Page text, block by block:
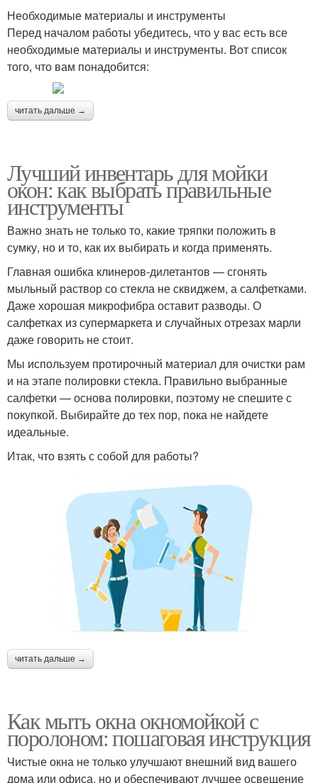
Необходимые материалы и инструменты
Перед началом работы убедитесь, что у вас есть все
необходимые материалы и инструменты. Вот список
того, что вам понадобится:
читать дальше →
Лучший инвентарь для мойки
окон: как выбрать правильные
инструменты
Важно знать не только то, какие тряпки положить в
сумку, но и то, как их выбирать и когда применять.
Главная ошибка клинеров-дилетантов — сгонять
мыльный раствор со стекла не сквиджем, а салфетками.
Даже хорошая микрофибра оставит разводы. О
салфетках из супермаркета и случайных отрезах марли
даже говорить не стоит.
Мы используем протирочный материал для очистки рам
и на этапе полировки стекла. Правильно выбранные
салфетки — основа полировки, поэтому не спешите с
покупкой. Выбирайте до тех пор, пока не найдете
идеальные.
Итак, что взять с собой для работы?
читать дальше →
Как мыть окна окномойкой с
поролоном: пошаговая инструкция
Чистые окна не только улучшают внешний вид вашего
дома или офиса, но и обеспечивают лучшее освещение